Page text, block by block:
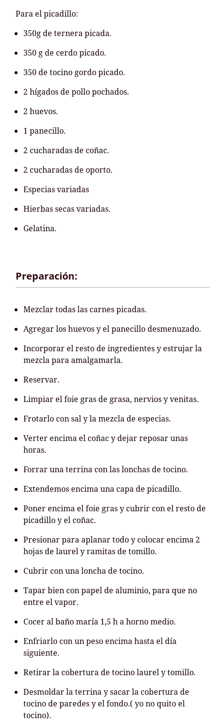
Para el picadillo:
350g de ternera picada.
350 g de cerdo picado.
350 de tocino gordo picado.
2 hígados de pollo pochados.
2 huevos.
1 panecillo.
2 cucharadas de coñac.
2 cucharadas de oporto.
Especias variadas
Hierbas secas variadas.
Gelatina.
Preparación:
Mezclar todas las carnes picadas.
Agregar los huevos y el panecillo desmenuzado.
Incorporar el resto de ingredientes y estrujar la
mezcla para amalgamarla.
Reservar.
Limpiar el foie gras de grasa, nervios y venitas.
Frotarlo con sal y la mezcla de especias.
Verter encima el coñac y dejar reposar unas
horas.
Forrar una terrina con las lonchas de tocino.
Extendemos encima una capa de picadillo.
Poner encima el foie gras y cubrir con el resto de
picadillo y el coñac.
Presionar para aplanar todo y colocar encima 2
hojas de laurel y ramitas de tomillo.
Cubrir con una loncha de tocino.
Tapar bien con papel de aluminio, para que no
entre el vapor.
Cocer al baño maría 1,5 h a horno medio.
Enfriarlo con un peso encima hasta el día
siguiente.
Retirar la cobertura de tocino laurel y tomillo.
Desmoldar la terrina y sacar la cobertura de
tocino de paredes y el fondo.( yo no quito el
tocino).